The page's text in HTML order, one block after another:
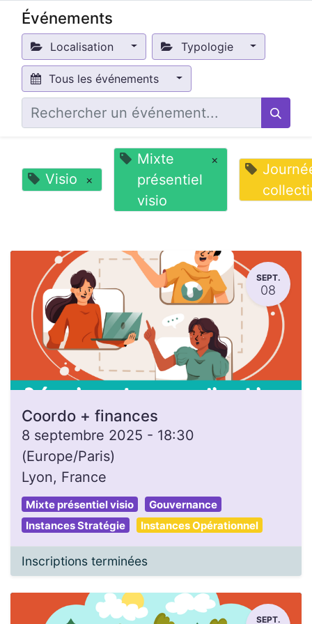
Événements
Localisation Typologie
Tous les événements
Visio ×
Mixte
présentiel
visio
×
SEPT.
08
Coordo + finances
8 septembre 2025 - 18:30
(Europe/Paris)
Lyon, France
Mixte présentiel visio
Gouvernance
Instances Stratégie
Instances Opérationnel
Inscriptions terminées
SEPT.